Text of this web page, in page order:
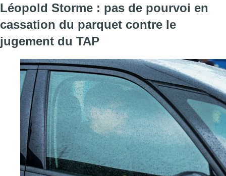
Léopold Storme : pas de pourvoi en
cassation du parquet contre le
jugement du TAP